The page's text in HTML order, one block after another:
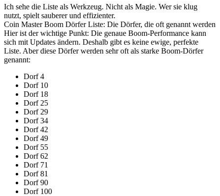
Ich sehe die Liste als Werkzeug. Nicht als Magie. Wer sie klug
nutzt, spielt sauberer und effizienter.
Coin Master Boom Dörfer Liste: Die Dörfer, die oft genannt werden
Hier ist der wichtige Punkt: Die genaue Boom-Performance kann
sich mit Updates ändern. Deshalb gibt es keine ewige, perfekte
Liste. Aber diese Dörfer werden sehr oft als starke Boom-Dörfer
genannt:
Dorf 4
Dorf 10
Dorf 18
Dorf 25
Dorf 29
Dorf 34
Dorf 42
Dorf 49
Dorf 55
Dorf 62
Dorf 71
Dorf 81
Dorf 90
Dorf 100